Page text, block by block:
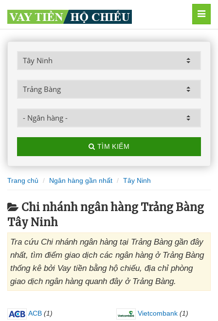
TÌM KIẾM
Trang chủ Ngân hàng gần nhất Tây Ninh
Chi nhánh ngân hàng Trảng Bàng
Tây Ninh
Tra cứu Chi nhánh ngân hàng tại Trảng Bàng gần đây
nhất, tìm điểm giao dịch các ngân hàng ở Trảng Bàng
thống kê bởi Vay tiền bằng hộ chiếu, địa chỉ phòng
giao dịch ngân hàng quanh đây ở Trảng Bàng.
ACB (1) Vietcombank (1)